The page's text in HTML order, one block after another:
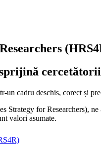
cercetătorii
cadru deschis, corect și
Strategy for Researchers),
valori asumate.